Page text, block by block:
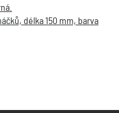
délka 150 mm, barva